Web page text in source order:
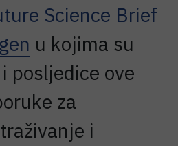
Science Brief
u kojima su
posljedice ove
za
i